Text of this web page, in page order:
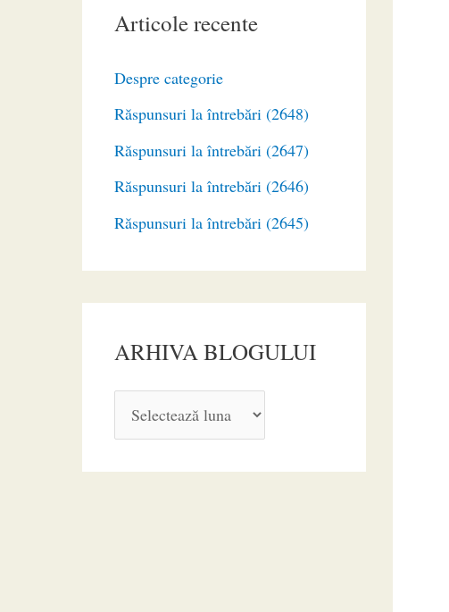
Articole recente
Despre categorie
Răspunsuri la întrebări (2648)
Răspunsuri la întrebări (2647)
Răspunsuri la întrebări (2646)
Răspunsuri la întrebări (2645)
ARHIVA BLOGULUI
R
H